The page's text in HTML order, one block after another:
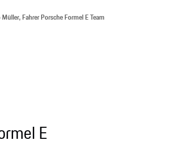
Müller, Fahrer Porsche Formel E Team
E